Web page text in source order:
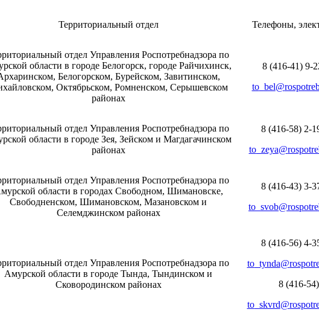
Территориальный отдел Телефоны,
отдел Управления Роспотребнадзора по
области в городе Белогорск, городе Райчихинск,
Белогорском, Бурейском, Завитинском,
Октябрьском, Ромненском, Серышевском
районах
8 (416-41) 9-
to_ bel@
отдел Управления Роспотребнадзора по
области в городе Зея, Зейском и Магдагачинском
районах
8 (416-58) 2-
to_ zeya@
отдел Управления Роспотребнадзора по
области в городах Свободном, Шимановске,
Свободненском, Шимановском, Мазановском и
Селемджинском районах
8 (416-43) 3-
to svob@
отдел Управления Роспотребнадзора по
Амурской области в городе Тында, Тындинском и
Сковородинском районах
8 (416-56) 4-
to_ tynda@
8 (416-
to_ skvrd@